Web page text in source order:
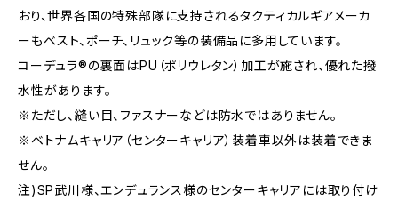
おり、世界各国の特殊部隊に支持されるタクティカルギアメーカ
ーもベスト、ポーチ、リュック等の装備品に多用しています。
コーデュラ®の裏面はPU（ポリウレタン）加工が施され、優れた撥
水性があります。
※ただし、縫い目、ファスナーなどは防水ではありません。
※ベトナムキャリア（センターキャリア）装着車以外は装着できま
せん。
注)SP武川様、エンデュランス様のセンターキャリアには取り付け